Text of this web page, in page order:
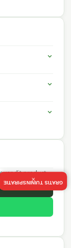
dit product.
GRATIS TUININSPIRATIE
×